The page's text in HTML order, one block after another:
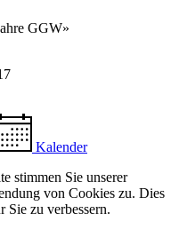
GGW»
Kalender
stimmen Sie unserer
von Cookies zu. Dies
Sie zu verbessern.